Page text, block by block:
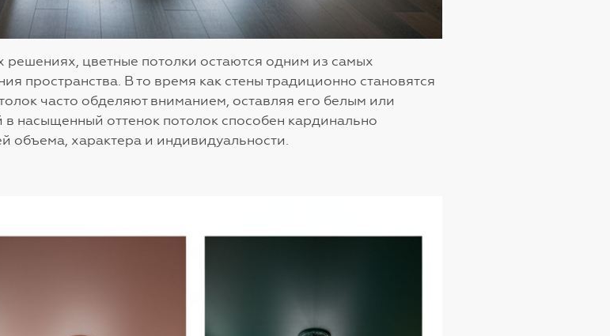
решениях, цветные потолки остаются одним из самых
пространства. В то время как стены традиционно становятся
часто обделяют вниманием, оставляя его белым или
насыщенный оттенок потолок способен кардинально
объема, характера и индивидуальности.